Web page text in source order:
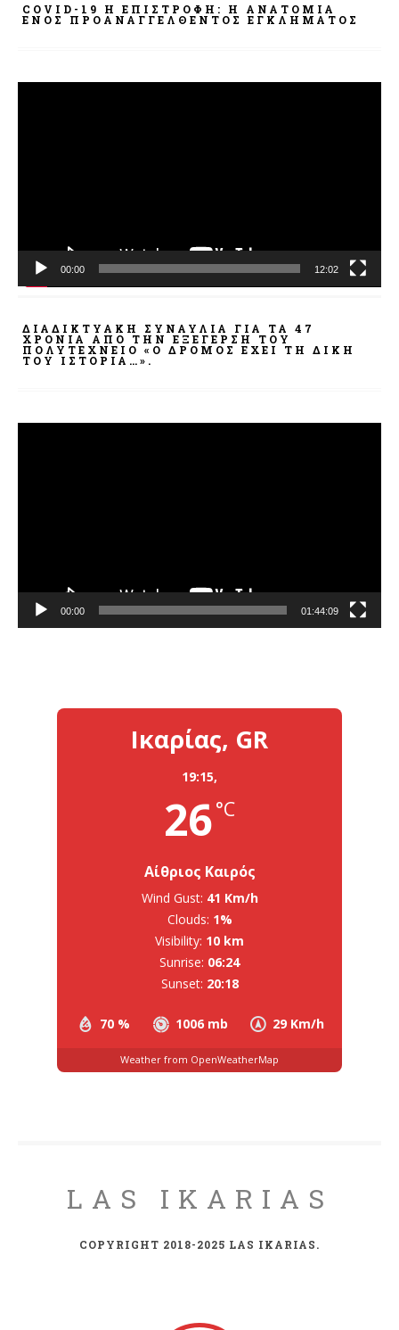
COVID-19 Η ΕΠΙΣΤΡΟΦΗ: Η ΑΝΑΤΟΜΊΑ
ΕΝΌΣ ΠΡΟΑΝΑΓΓΕΛΘΈΝΤΟΣ ΕΓΚΛΉΜΑΤΟΣ
00:00 12:02
ΔΙΑΔΙΚΤΥΑΚΉ ΣΥΝΑΥΛΊΑ ΓΙΑ ΤΑ 47
ΧΡΌΝΙΑ ΑΠΌ ΤΗΝ ΕΞΈΓΕΡΣΗ ΤΟΥ
ΠΟΛΥΤΕΧΝΕΊΟ «Ο ΔΡΌΜΟΣ ΈΧΕΙ ΤΗ ΔΙΚΉ
ΤΟΥ ΙΣΤΟΡΊΑ…».
00:00 01:44:09
Ικαρίας, GR
19:15,
26°C
Αίθριος Καιρός
70 % 1006 mb 29 Km/h
Wind Gust: 41 Km/h
Clouds: 1%
Visibility: 10 km
Sunrise: 06:24
Sunset: 20:18
Weather from OpenWeatherMap
LAS IKARIAS
COPYRIGHT 2018-2025 LAS IKARIAS.